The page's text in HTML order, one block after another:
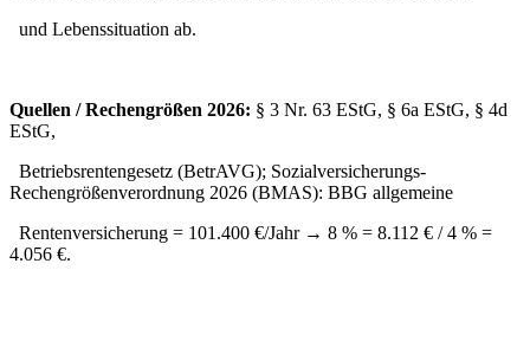
und Lebenssituation ab.
Quellen / Rechengrößen 2026: § 3 Nr. 63 EStG, § 6a EStG, § 4d
EStG,
Betriebsrentengesetz (BetrAVG); Sozialversicherungs-
Rechengrößenverordnung 2026 (BMAS): BBG allgemeine
Rentenversicherung = 101.400 €/Jahr → 8 % = 8.112 € / 4 % =
4.056 €.